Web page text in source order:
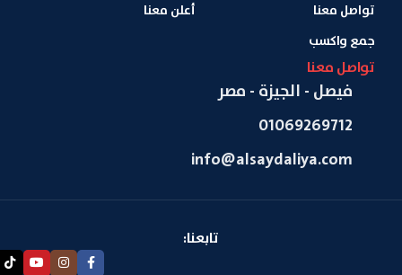
تواصل معنا
جمع واكسب
أعلن معنا
تواصل معنا
فيصل - الجيزة - مصر
01069269712
info@alsaydaliya.com
تابعنا: